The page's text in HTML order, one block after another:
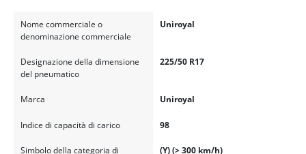
Nome commerciale o
denominazione commerciale
Uniroyal
Designazione della dimensione
del pneumatico
225/50 R17
Marca Uniroyal
Indice di capacità di carico 98
Simbolo della categoria di (Y) (> 300 km/h)